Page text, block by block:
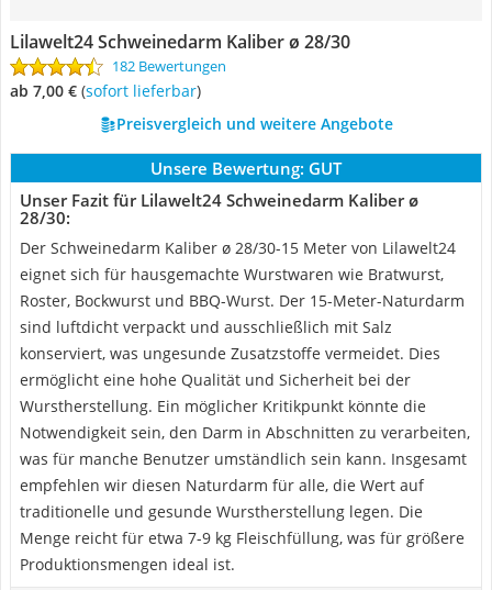
Lilawelt24 Schweinedarm Kaliber ø 28/30
182 Bewertungen
ab 7,00 € ( Sofort lieferbar)
Preisvergleich und weitere Angebote
Unsere Bewertung: GUT
Unser Fazit für Lilawelt24 Schweinedarm Kaliber ø
28/30:
Der Schweinedarm Kaliber ø 28/30-15 Meter von Lilawelt24
eignet sich für hausgemachte Wurstwaren wie Bratwurst,
Roster, Bockwurst und BBQ-Wurst. Der 15-Meter-Naturdarm
sind luftdicht verpackt und ausschließlich mit Salz
konserviert, was ungesunde Zusatzstoffe vermeidet. Dies
ermöglicht eine hohe Qualität und Sicherheit bei der
Wurstherstellung. Ein möglicher Kritikpunkt könnte die
Notwendigkeit sein, den Darm in Abschnitten zu verarbeiten,
was für manche Benutzer umständlich sein kann. Insgesamt
empfehlen wir diesen Naturdarm für alle, die Wert auf
traditionelle und gesunde Wurstherstellung legen. Die
Menge reicht für etwa 7-9 kg Fleischfüllung, was für größere
Produktionsmengen ideal ist.